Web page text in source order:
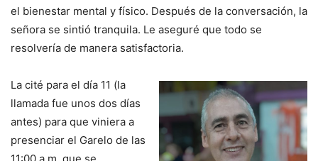
el bienestar mental y físico. Después de la conversación, la
señora se sintió tranquila. Le aseguré que todo se
resolvería de manera satisfactoria.
La cité para el día 11 (la
llamada fue unos dos días
antes) para que viniera a
presenciar el Garelo de las
11:00 a.m. que se